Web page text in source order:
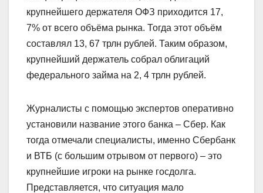
крупнейшего держателя ОФЗ приходится 17,
7% от всего объёма рынка. Тогда этот объём
составлял 13, 67 трлн рублей. Таким образом,
крупнейший держатель собрал облигаций
федерального займа на 2, 4 трлн рублей.
Журналисты с помощью экспертов оперативно
установили название этого банка – Сбер. Как
тогда отмечали специалисты, именно Сбербанк
и ВТБ (с большим отрывом от первого) – это
крупнейшие игроки на рынке госдолга.
Представляется, что ситуация мало